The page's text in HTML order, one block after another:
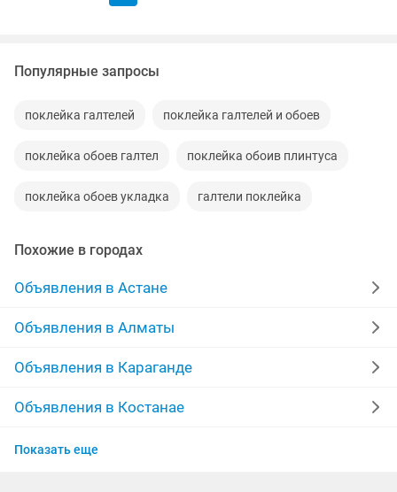
Популярные запросы
поклейка галтелей поклейка галтелей и обоев
поклейка обоев галтел поклейка обоив плинтуса
поклейка обоев укладка галтели поклейка
Похожие в городах
Объявления в Астане
Объявления в Алматы
Объявления в Караганде
Объявления в Костанае
Объявления в Павлодаре
Показать еще